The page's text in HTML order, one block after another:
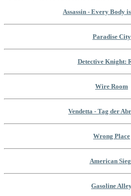
Assassin - Every Body
Paradise City
Detective Knight:
Wire Room
Vendetta - Tag der
Wrong Place
American
Gasoline